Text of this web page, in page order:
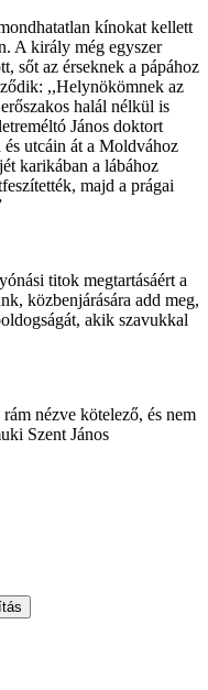
kínokat kellett
A király még egyszer
sőt az érseknek a pápához
,,Helynökömnek az
halál nélkül is
János doktort
utcáin át a Moldvához
karikában a lábához
majd a prágai
titok megtartásáért a
közbenjárására add meg,
akik szavukkal
nézve kötelező, és nem
Szent János